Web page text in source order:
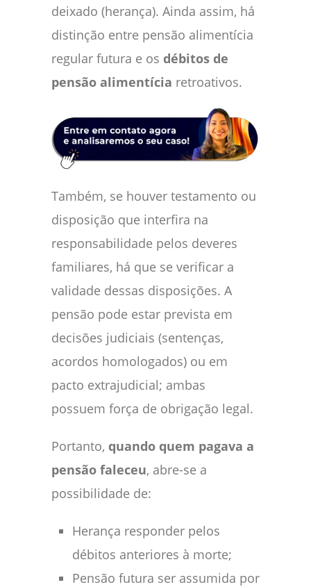
deixado (herança). Ainda assim, há
distinção entre pensão alimentícia
regular futura e os débitos de
pensão alimentícia retroativos.
Também, se houver testamento ou
disposição que interfira na
responsabilidade pelos deveres
familiares, há que se verificar a
validade dessas disposições. A
pensão pode estar prevista em
decisões judiciais (sentenças,
acordos homologados) ou em
pacto extrajudicial; ambas
possuem força de obrigação legal.
Portanto, quando quem pagava a
pensão faleceu, abre-se a
possibilidade de:
Herança responder pelos
débitos anteriores à morte;
Pensão futura ser assumida por